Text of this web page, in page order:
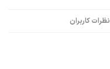
نظرات کاربران